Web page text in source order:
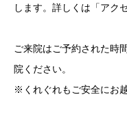
します。詳しくは「アク
ご来院はご予約された時
院ください。
※くれぐれもご安全にお